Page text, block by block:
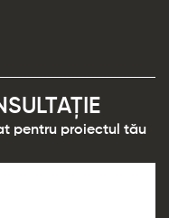
pentru proiectul tău